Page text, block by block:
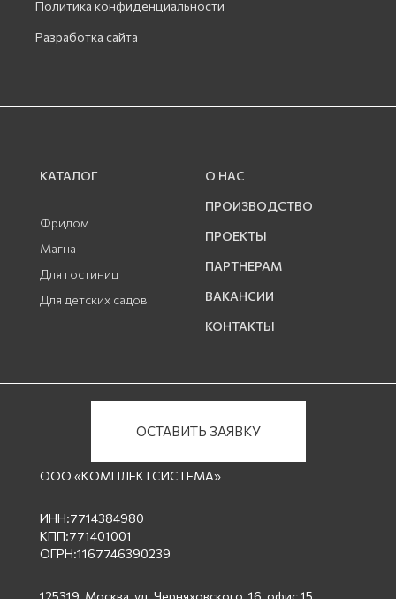
Политика конфиденциальности
Разработка сайта
ОСТАВИТЬ ЗАЯВКУ
КАТАЛОГ
Фридом
Магна
Для гостиниц
Для детских садов
О НАС
ПРОИЗВОДСТВО
ПРОЕКТЫ
ПАРТНЕРАМ
ВАКАНСИИ
КОНТАКТЫ
ООО «КОМПЛЕКТСИСТЕМА»
ИНН:7714384980
КПП:771401001
ОГРН:1167746390239
125319, Москва, ул. Черняховского, 16, офис 15